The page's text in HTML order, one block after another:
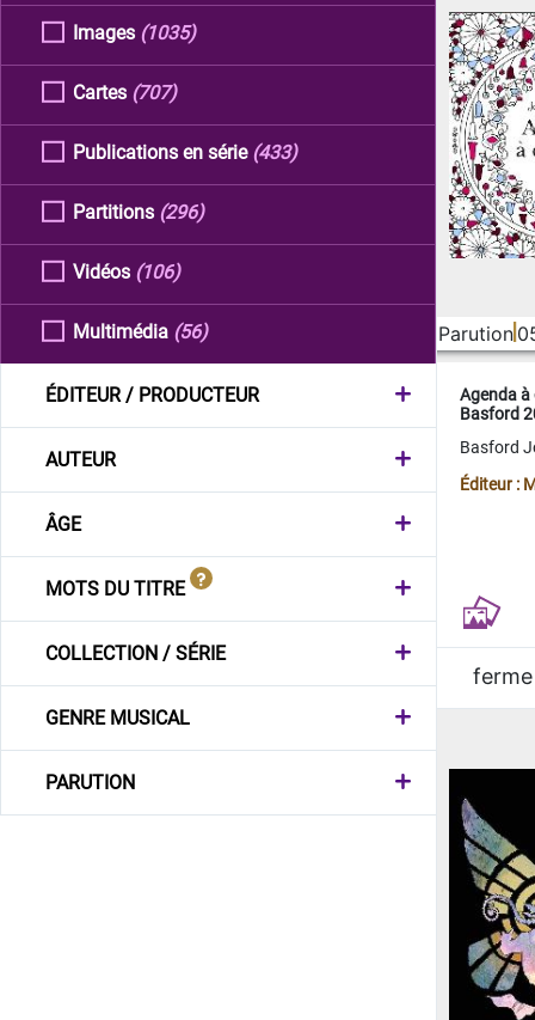
Images (1035)
Cartes (707)
Publications en série (433)
Partitions (296)
Vidéos (106)
Multimédia (56)
ÉDITEUR / PRODUCTEUR
AUTEUR
ÂGE
MOTS DU TITRE
COLLECTION / SÉRIE
GENRE MUSICAL
PARUTION
Parution
Agenda
Basford
Basford
Éditeur :
ferme